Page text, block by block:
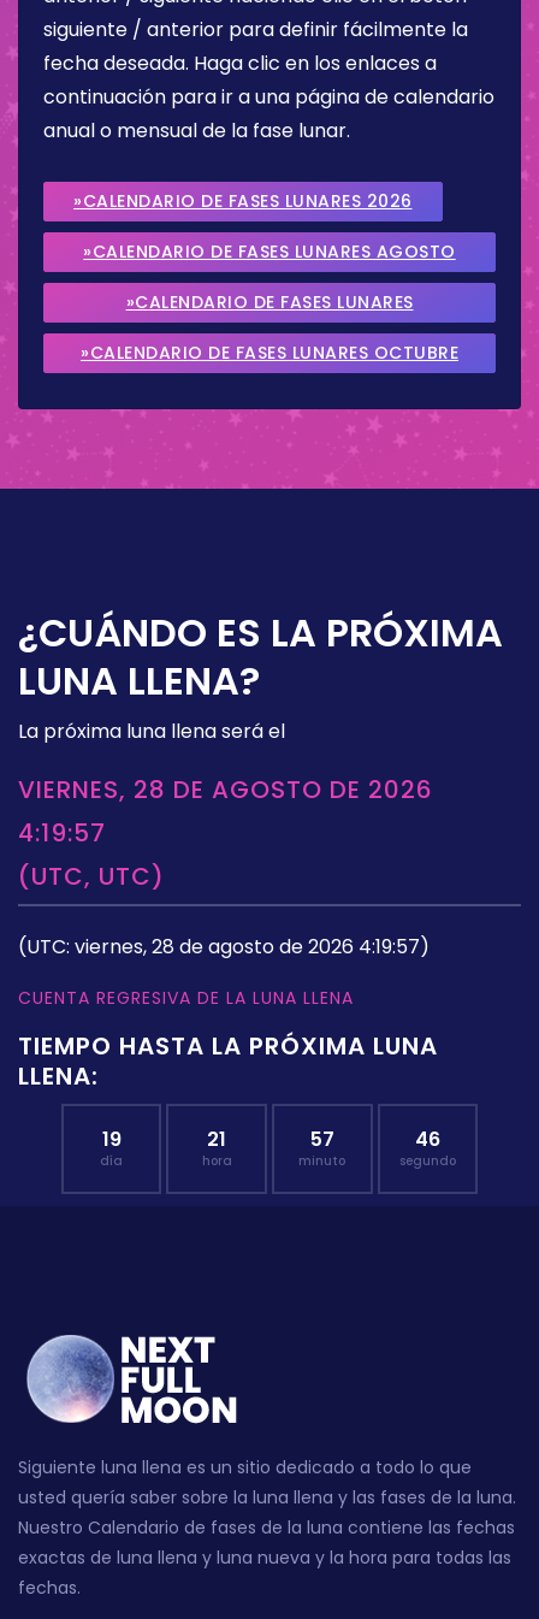
siguiente / anterior para definir fácilmente la
fecha deseada. Haga clic en los enlaces a
continuación para ir a una página de calendario
anual o mensual de la fase lunar.
»CALENDARIO DE FASES LUNARES 2026
»CALENDARIO DE FASES LUNARES AGOSTO
2026
»CALENDARIO DE FASES LUNARES
SEPTIEMBRE 2026
»CALENDARIO DE FASES LUNARES OCTUBRE
¿CUÁNDO ES LA PRÓXIMA
LUNA LLENA?
La próxima luna llena será el
VIERNES, 28 DE AGOSTO DE 2026
4:19:57
(UTC, UTC)
(UTC: viernes, 28 de agosto de 2026 4:19:57)
CUENTA REGRESIVA DE LA LUNA LLENA
TIEMPO HASTA LA PRÓXIMA LUNA
LLENA:
19
día
21
hora
57
minuto
45
segundo
Siguiente luna llena es un sitio dedicado a todo lo que
usted quería saber sobre la luna llena y las fases de la luna.
Nuestro Calendario de fases de la luna contiene las fechas
exactas de luna llena y luna nueva y la hora para todas las
fechas.